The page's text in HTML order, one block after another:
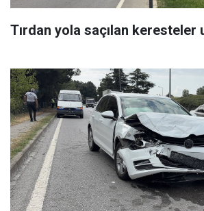
Tırdan yola saçılan keresteler